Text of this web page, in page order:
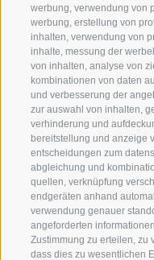
werbung, verwendung von
werbung, erstellung von
inhalten, verwendung von
inhalte, messung der
von inhalten, analyse von
kombinationen von daten
und verbesserung der
zur auswahl von inhalten,
verhinderung und
bereitstellung und anzeige
entscheidungen zum
abgleichung und
quellen, verknüpfung
endgeräten anhand
verwendung genauer
angeforderten
Zustimmung zu erteilen, zu
dass dies zu wesentlichen
WILLKOMMEN IN
FERIENREGION
JAUFENTAL
RATSCHINGS
RIDNAUNTAL
BERGBAHNEN
SKISCHULE